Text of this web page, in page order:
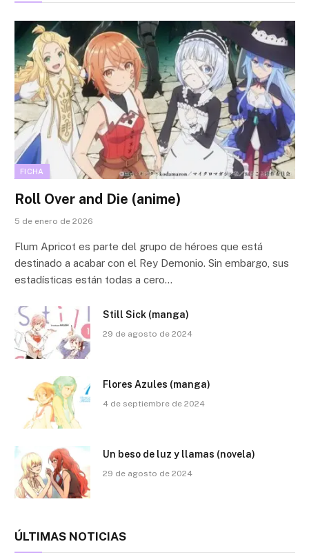
FICHA
Roll Over and Die (anime)
5 de enero de 2026
Flum Apricot es parte del grupo de héroes que está
destinado a acabar con el Rey Demonio. Sin embargo, sus
estadísticas están todas a cero…
Still Sick (manga)
29 de agosto de 2024
Flores Azules (manga)
4 de septiembre de 2024
Un beso de luz y llamas (novela)
29 de agosto de 2024
ÚLTIMAS NOTICIAS